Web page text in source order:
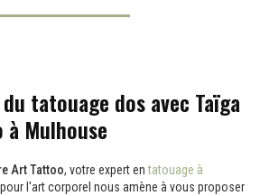
tatouage dos avec Taïga
Mulhouse
Art Tattoo, votre expert entatouage à
pour l'art corporel nous amène à vous proposer